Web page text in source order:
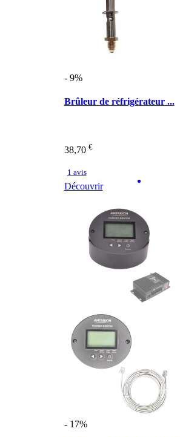
- 9%
Brûleur de réfrigérateur ...
38,70 €
1 avis
Découvrir
- 17%